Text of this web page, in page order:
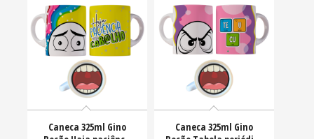
Caneca 325ml Gino
Caneca 325ml Gino